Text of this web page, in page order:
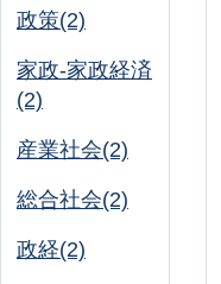
政策(2)
家政-家政経済
(2)
産業社会(2)
総合社会(2)
政経(2)